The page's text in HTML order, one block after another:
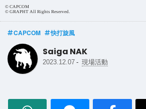
© CAPCOM
©︎ GRAPHT All Rights Reserved.
CAPCOM 快打旋風
Saiga NAK
2023.12.07 - 現場活動